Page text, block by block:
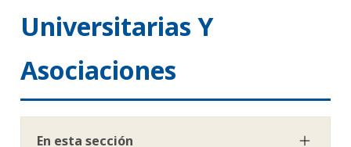
Universitarias Y
Asociaciones
En esta sección